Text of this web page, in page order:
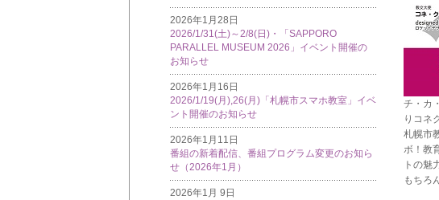
2026年1月28日
2026/1/31(土)～2/8(日)・「SAPPORO
PARALLEL MUSEUM 2026」イベント開催の
お知らせ
2026年1月16日
2026/1/19(月),26(月)「札幌市スマホ教室」イベ
ント開催のお知らせ
2026年1月11日
番組の新着配信、番組プログラム変更のお知ら
せ（2026年1月）
2026年1月 9日
チ・カ
りコネ
札幌市
ボ！教
トの魅
もちろ